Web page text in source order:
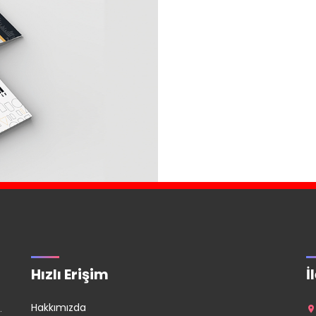
Hızlı Erişim
Hakkımızda